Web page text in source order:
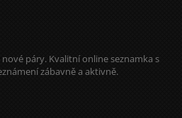
páry. Kvalitní online seznamka s
zábavně a aktivně.